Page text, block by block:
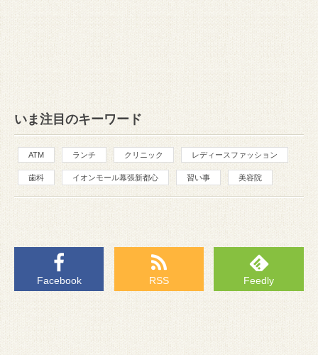
いま注目のキーワード
ATM ランチ クリニック レディースファッション
歯科 イオンモール幕張新都心 習い事 美容院
Facebook RSS Feedly